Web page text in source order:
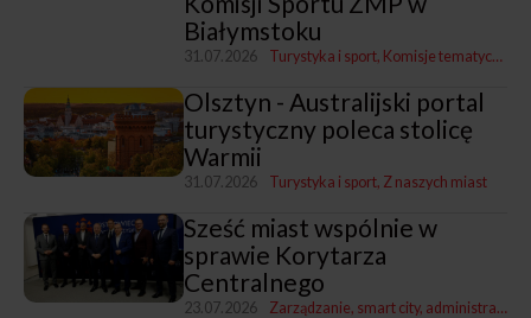
Białymstoku
31.07.2026 Turystyka i sport Komisje tematyczne ZMP
Olsztyn - Australijski portal
turystyczny poleca stolicę
Warmii
31.07.2026 Turystyka i sport Z naszych miast
Sześć miast wspólnie w
sprawie Korytarza
Centralnego
23.07.2026 Zarządzanie, smart city, administracja